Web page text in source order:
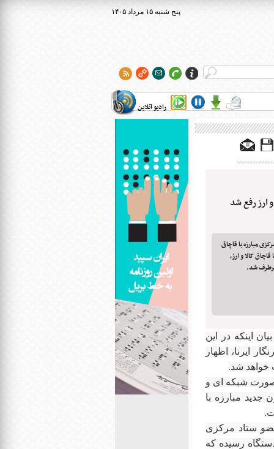
۱۴۰۵ پنج شنبه ۱۵ مرداد
رادیو آنلاین
ارز رفع شد
مبارزه با قاچاق
کالا و ارز،
برطرف شد.
اینکه در این
ایرنا، اظهار
خواهد شد.
صورت شبکه ای و
جدید مبارزه با
گفت: براساس قانون قبلی 16 دستگاه عضو ستاد مرکزی
با قاچاق کالا و ارز بودند اما در حال حاضر تعداد این دستگاه ها به حدود 24 دستگاه رسیده که